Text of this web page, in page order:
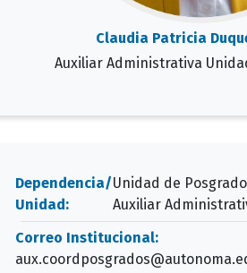
Claudia Patricia
Auxiliar Administrativa
Dependencia/
Unidad:
Unidad de
Auxiliar
Correo Institucional: